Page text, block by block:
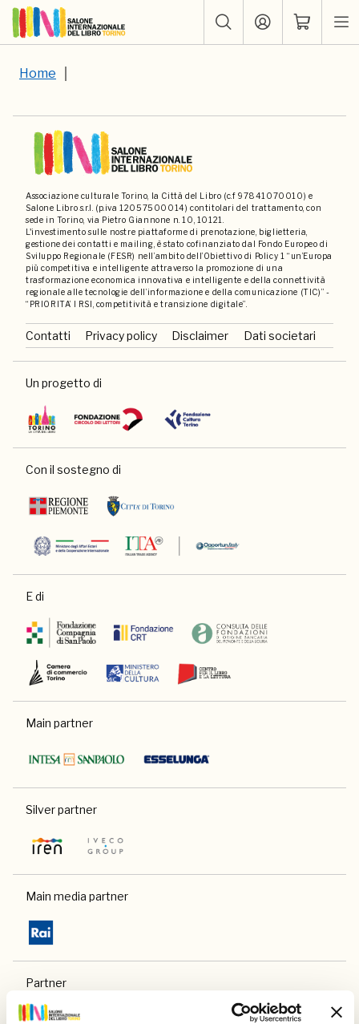
Home
Associazione culturale Torino, la Città del Libro (c.f 97841070010) e
Salone Libro s.r.l. (p.iva 12057500014) contitolari del trattamento, con
sede in Torino, via Pietro Giannone n. 10, 10121.
L'investimento sulle nostre piattaforme di prenotazione, biglietteria,
gestione dei contatti e mailing, è stato cofinanziato dal Fondo Europeo di
Sviluppo Regionale (FESR) nell’ambito dell’Obiettivo di Policy 1 “un’Europa
più competitiva e intelligente attraverso la promozione di una
trasformazione economica innovativa e intelligente e della connettività
regionale alle tecnologie dell’informazione e della comunicazione (TIC)” -
“PRIORITA’ I RSI, competitività e transizione digitale”.
Contatti Privacy policy Disclaimer Dati societari
Un progetto di
Con il sostegno di
E di
Main partner
Silver partner
Main media partner
Partner